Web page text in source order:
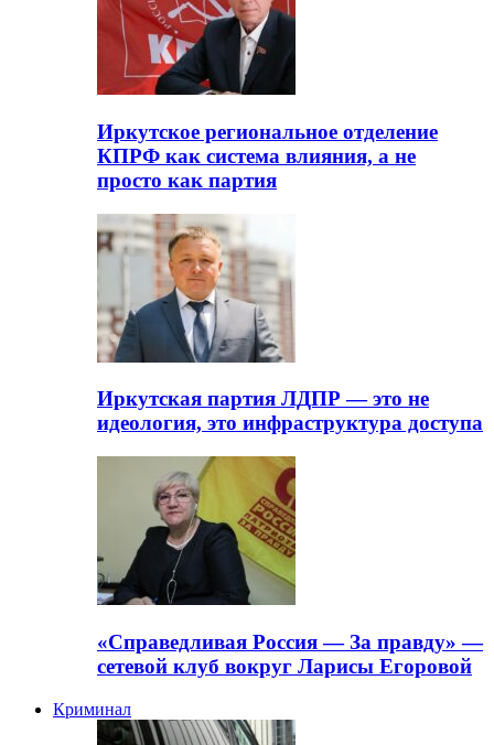
Иркутское региональное отделение
КПРФ как система влияния, а не
просто как партия
Иркутская партия ЛДПР — это не
идеология, это инфраструктура доступа
«Справедливая Россия — За правду» —
сетевой клуб вокруг Ларисы Егоровой
Криминал